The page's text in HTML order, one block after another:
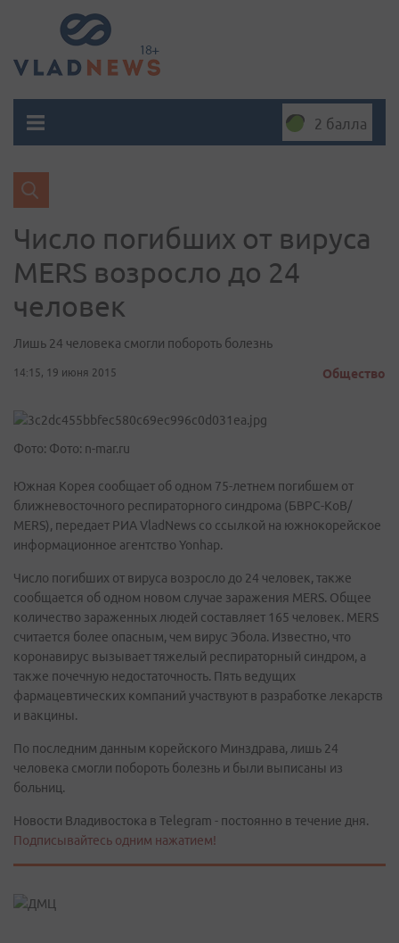
2 балла
Число погибших от вируса
MERS возросло до 24
человек
Лишь 24 человека смогли побороть болезнь
14:15, 19 июня 2015 Общество
Фото: Фото: n-mar.ru
Южная Корея сообщает об одном 75-летнем погибшем от
ближневосточного респираторного синдрома (БВРС-КоВ/
MERS), передает РИА VladNews со ссылкой на южнокорейское
информационное агентство Yonhap.
Число погибших от вируса возросло до 24 человек, также
сообщается об одном новом случае заражения MERS. Общее
количество зараженных людей составляет 165 человек. MERS
считается более опасным, чем вирус Эбола. Известно, что
коронавирус вызывает тяжелый респираторный синдром, а
также почечную недостаточность. Пять ведущих
фармацевтических компаний участвуют в разработке лекарств
и вакцины.
По последним данным корейского Минздрава, лишь 24
человека смогли побороть болезнь и были выписаны из
больниц.
Новости Владивостока в Telegram - постоянно в течение дня.
Подписывайтесь одним нажатием!